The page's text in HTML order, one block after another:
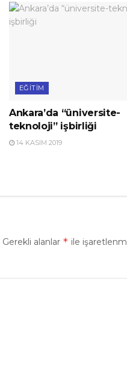
EĞITIM
Ankara’da “üniversite-
teknoloji” işbirliği
14 KASIM 2019
Gerekli alanlar * ile